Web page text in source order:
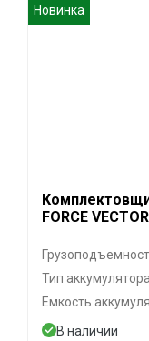
Новинка
FORCE
Тип
Емкость
В наличии